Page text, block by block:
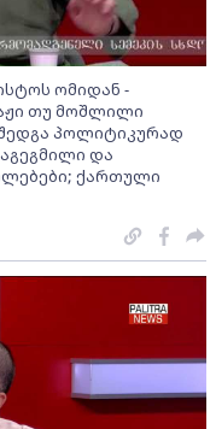
ომიდან -
თუ მოშლილი
პოლიტიკურად
და
ქართული